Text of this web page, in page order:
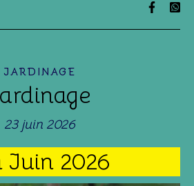
JARDINAGE
23 juin 2026
Juin 2026